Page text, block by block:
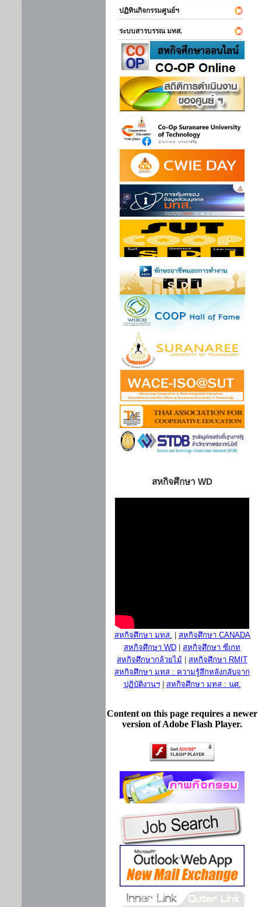
ปฏิทินกิจกรรมศูนย์ฯ
ระบบสารบรรณ มทส.
สหกิจศึกษา WD
สหกิจศึกษา มทส.
สหกิจศึกษา CANADA
สหกิจศึกษา WD
สหกิจศึกษา ซีเกท
สหกิจศึกษากล้วยไม้
สหกิจศึกษา RMIT
สหกิจศึกษา มทส : ความรู้สึกหลังกลับจาก
ปฏิบัติงานฯ| สหกิจศึกษา มทส : นศ.
Content on this page requires a newer
version of Adobe Flash Player.